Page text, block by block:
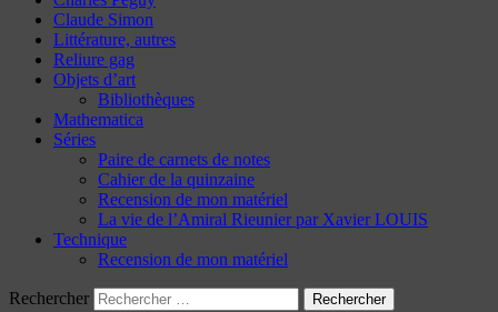
Claude Simon
Littérature, autres
Reliure gag
Objets d’art
Bibliothèques
Mathematica
Séries
Paire de carnets de notes
Cahier de la quinzaine
Recension de mon matériel
La vie de l’Amiral Rieunier par Xavier LOUIS
Technique
Recension de mon matériel
Rechercher